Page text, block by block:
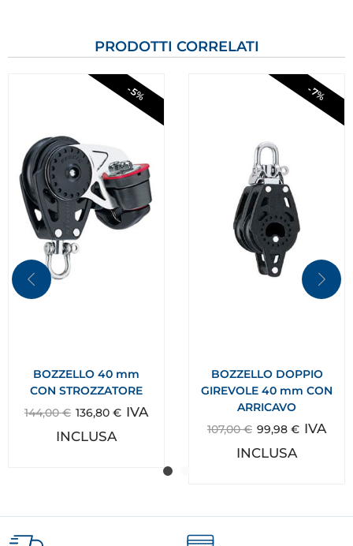
PRODOTTI CORRELATI
-5%
BOZZELLO 40 mm
CON STROZZATORE
144,00€ 136,80 € IVA
INCLUSA
-7%
BOZZELLO DOPPIO
GIREVOLE 40 mm CON
ARRICAVO
107,00€ 99,98 € IVA
INCLUSA